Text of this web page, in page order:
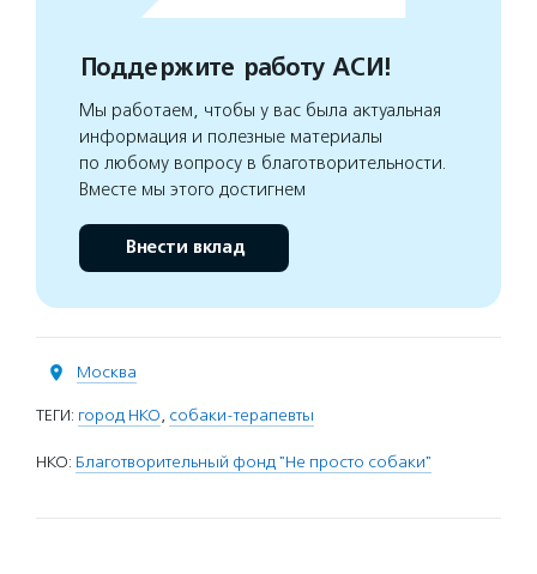
Поддержите работу АСИ!
Мы работаем, чтобы у вас была актуальная
информация и полезные материалы
по любому вопросу в благотворительности.
Вместе мы этого достигнем
Внести вклад
Москва
ТЕГИ: город НКО, собаки-терапевты
НКО: Благотворительный фонд "Не просто собаки"